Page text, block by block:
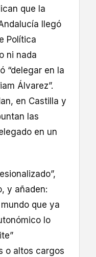
que la
llegó
Política
ni nada
“delegar en la
Álvarez”.
en Castilla y
las
en un
y añaden:
que ya
lo
o altos cargos